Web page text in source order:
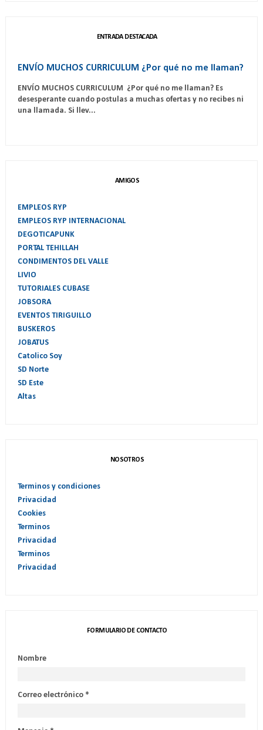
ENTRADA DESTACADA
ENVÍO MUCHOS CURRICULUM ¿Por qué no me llaman?
ENVÍO MUCHOS CURRICULUM ¿Por qué no me llaman? Es
desesperante cuando postulas a muchas ofertas y no recibes ni
una llamada. Si llev...
AMIGOS
EMPLEOS RYP
EMPLEOS RYP INTERNACIONAL
DEGOTICAPUNK
PORTAL TEHILLAH
CONDIMENTOS DEL VALLE
LIVIO
TUTORIALES CUBASE
JOBSORA
EVENTOS TIRIGUILLO
BUSKEROS
JOBATUS
Catolico Soy
SD Norte
SD Este
Altas
NOSOTROS
Terminos y condiciones
Privacidad
Cookies
Terminos
Privacidad
Terminos
Privacidad
FORMULARIO DE CONTACTO
Nombre
Correo electrónico *